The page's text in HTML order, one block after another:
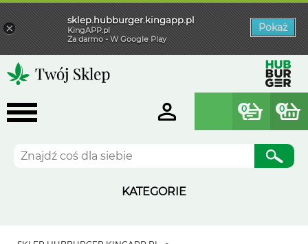
0 0
Szukaj
KATEGORIE
×
sklep.hubburger.kingapp.pl
KingAPP.pl
Za darmo - W Google Play
Pokaż